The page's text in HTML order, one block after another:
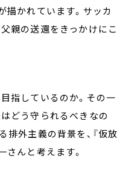
描かれています。サッカ
親の送還をきっかけにこ
指しているのか。その一
どう守られるべきなの
排外主義の背景を、『仮放
さんと考えます。